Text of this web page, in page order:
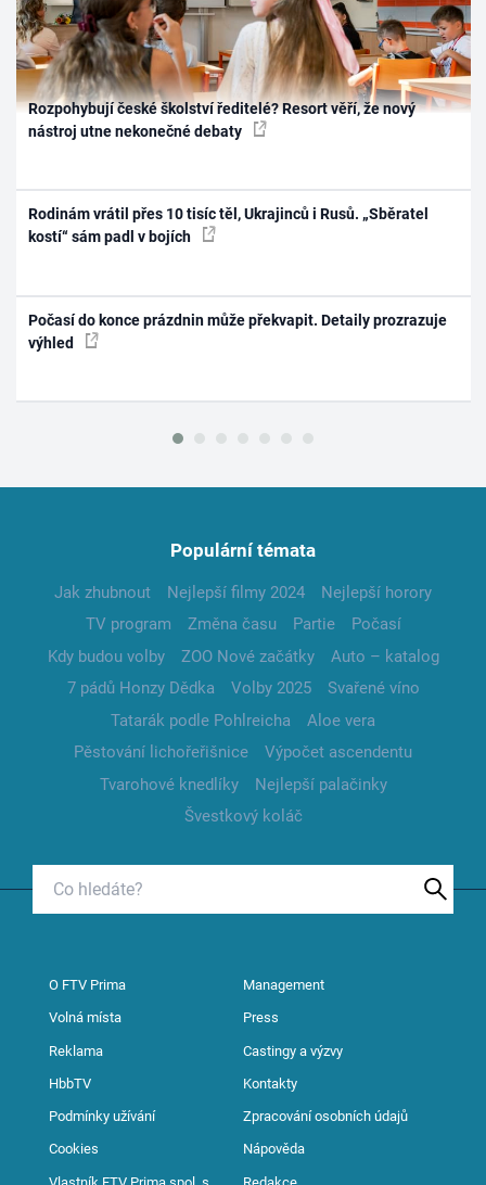
Rozpohybují české školství ředitelé? Resort věří, že nový
nástroj utne nekonečné debaty
Rodinám vrátil přes 10 tisíc těl, Ukrajinců i Rusů. „Sběratel
kostí“ sám padl v bojích
Počasí do konce prázdnin může překvapit. Detaily prozrazuje
výhled
Populární témata
Jak zhubnout Nejlepší filmy 2024
Nejlepší horory
TV program
Změna času Partie
Počasí
Kdy budou volby
ZOO Nové začátky
Auto – katalog
7 pádů Honzy Dědka
Volby 2025
Svařené víno
Tatarák podle Pohlreicha
Aloe vera
Pěstování lichořeřišnice
Výpočet ascendentu
Tvarohové knedlíky
Nejlepší palačinky
Švestkový koláč
O FTV Prima Management
Volná místa Press
Reklama Castingy a výzvy
HbbTV Kontakty
Podmínky užívání Zpracování osobních údajů
Cookies Nápověda